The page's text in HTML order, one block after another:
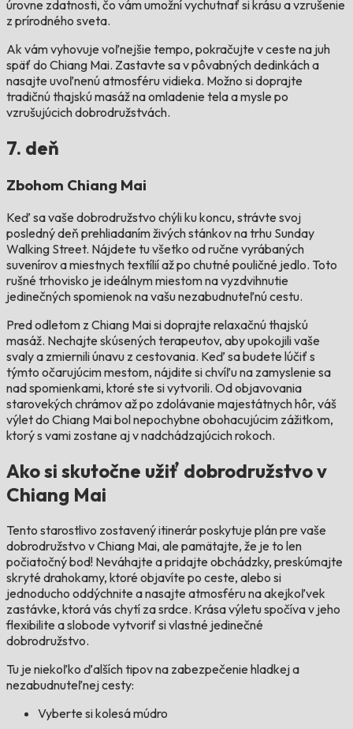
úrovne zdatnosti, čo vám umožní vychutnať si krásu a vzrušenie
z prírodného sveta.
Ak vám vyhovuje voľnejšie tempo, pokračujte v ceste na juh
späť do Chiang Mai. Zastavte sa v pôvabných dedinkách a
nasajte uvoľnenú atmosféru vidieka. Možno si doprajte
tradičnú thajskú masáž na omladenie tela a mysle po
vzrušujúcich dobrodružstvách.
7. deň
Zbohom Chiang Mai
Keď sa vaše dobrodružstvo chýli ku koncu, strávte svoj
posledný deň prehliadaním živých stánkov na trhu Sunday
Walking Street. Nájdete tu všetko od ručne vyrábaných
suvenírov a miestnych textílií až po chutné pouličné jedlo. Toto
rušné trhovisko je ideálnym miestom na vyzdvihnutie
jedinečných spomienok na vašu nezabudnuteľnú cestu.
Pred odletom z Chiang Mai si doprajte relaxačnú thajskú
masáž. Nechajte skúsených terapeutov, aby upokojili vaše
svaly a zmiernili únavu z cestovania. Keď sa budete lúčiť s
týmto očarujúcim mestom, nájdite si chvíľu na zamyslenie sa
nad spomienkami, ktoré ste si vytvorili. Od objavovania
starovekých chrámov až po zdolávanie majestátnych hôr, váš
výlet do Chiang Mai bol nepochybne obohacujúcim zážitkom,
ktorý s vami zostane aj v nadchádzajúcich rokoch.
Ako si skutočne užiť dobrodružstvo v
Chiang Mai
Tento starostlivo zostavený itinerár poskytuje plán pre vaše
dobrodružstvo v Chiang Mai, ale pamätajte, že je to len
počiatočný bod! Neváhajte a pridajte obchádzky, preskúmajte
skryté drahokamy, ktoré objavíte po ceste, alebo si
jednoducho oddýchnite a nasajte atmosféru na akejkoľvek
zastávke, ktorá vás chytí za srdce. Krása výletu spočíva v jeho
flexibilite a slobode vytvoriť si vlastné jedinečné
dobrodružstvo.
Tu je niekoľko ďalších tipov na zabezpečenie hladkej a
nezabudnuteľnej cesty:
Vyberte si kolesá múdro